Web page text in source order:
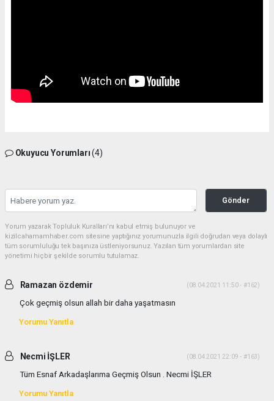
Okuyucu Yorumları(4)
Gönder
Yorum yazarak Topluluk Kuralları’nı kabul etmiş bulunuyor ve
kizilcahamamhaber.com sitesine yaptığınız yorumunuzla ilgili doğrudan veya dolaylı
tüm sorumluluğu tek başınıza üstleniyorsunuz. Yazılan tüm yorumlardan site
yönetimi hiçbir şekilde sorumlu tutulamaz.
Ramazan özdemir (08.04.2021 11:50 - #162)
Çok geçmiş olsun allah bir daha yaşatmasın
Yorumu Yanıtla
Necmi İŞLER (08.04.2021 22:09 - #163)
Tüm Esnaf Arkadaşlarıma Geçmiş Olsun . Necmi İŞLER
Yorumu Yanıtla